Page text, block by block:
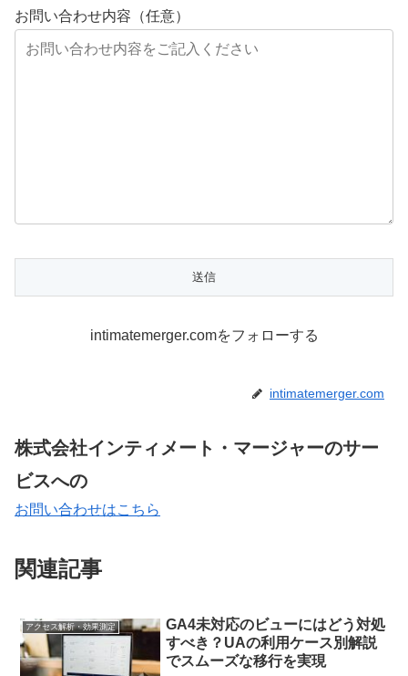
お問い合わせ内容（任意）
intimatemerger.comをフォローする
intimatemerger.com
株式会社インティメート・マージャーのサー
ビスへの
お問い合わせはこちら
関連記事
アクセス解析・効果測定
GA4未対応のビューにはどう対処
すべき？UAの利用ケース別解説
でスムーズな移行を実現